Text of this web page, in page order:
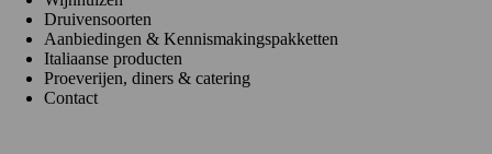
Druivensoorten
Aanbiedingen & Kennismakingspakketten
Italiaanse producten
Proeverijen, diners & catering
Contact